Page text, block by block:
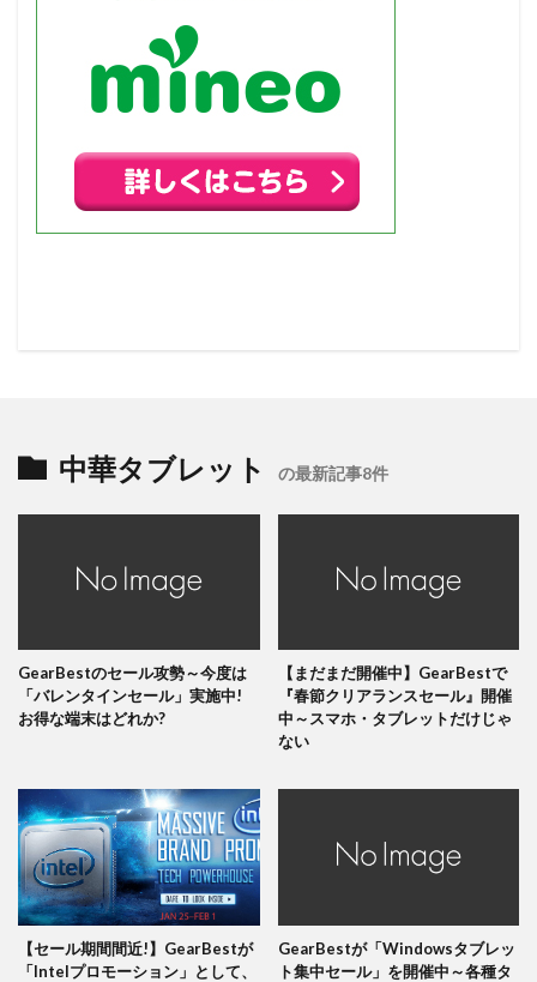
中華タブレット の最新記事8件
GearBestのセール攻勢～今度は
「バレンタインセール」実施中!
お得な端末はどれか?
【まだまだ開催中】GearBestで
『春節クリアランスセール』開催
中～スマホ・タブレットだけじゃ
ない
【セール期間間近!】GearBestが
「Intelプロモーション」として、
GearBestが「Windowsタブレッ
ト集中セール」を開催中～各種タ